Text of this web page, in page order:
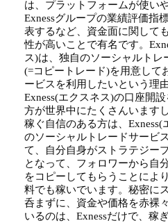
は、プラットフォームが使い
Exnessグループの業績評価指
表するなど、資金面に関して
性が高いことで有名です。
ス)は、独自のソーシャルトレ
(=コピートレード)を用意して
ービスを利用したいという理由
Exness(エクスネス)の口座開
方が世界中にたくさんいます
稼ぐ自信のある方は、Exness(
のソーシャルトレードサービ
て、自分自身がストラテジー
となって、フォロワーから自
をコピーしてもらうことによ
料でも稼いでいます。秘密に
呑まずに、資金や価格を赤裸
いるのは、Exnessだけで、稼